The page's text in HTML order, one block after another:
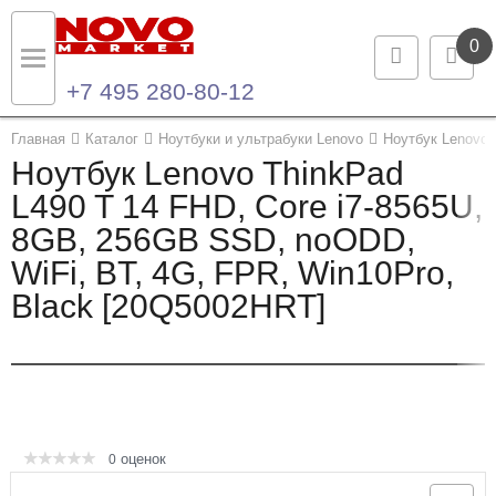
0
+7 495 280-80-12
Главная Каталог Ноутбуки и ультрабуки Lenovo Ноутбук Lenovo
Ноутбук Lenovo ThinkPad
L490 T 14 FHD, Core i7-8565U,
8GB, 256GB SSD, noODD,
WiFi, BT, 4G, FPR, Win10Pro,
Black [20Q5002HRT]
0 оценок
Назад
Каталог продукции
Ноутбуки и ультрабуки
Компьютеры
Назад
Контакты
Контактная информация